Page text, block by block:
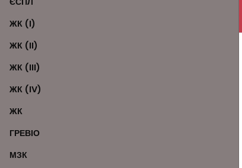
ЖК (I)
ЖК (II)
ЖК (III)
ЖК (IV)
ЖК
ГРЕВІО
МЗК